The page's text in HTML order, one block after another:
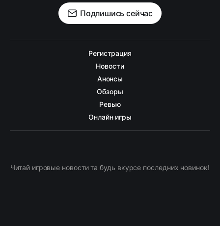
Подпишись сейчас
Регистрация
Новости
Анонсы
Обзоры
Ревью
Онлайн игры
Читай игровые новости та будь вкурсе последних новинок!